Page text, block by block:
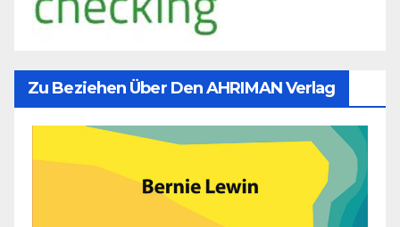
Zu Beziehen Über Den AHRIMAN Verlag